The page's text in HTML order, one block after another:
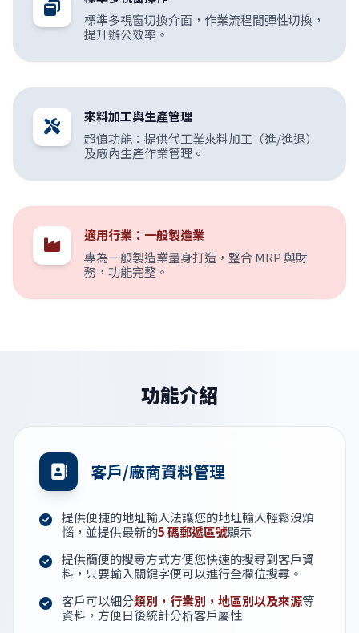
標準多視窗切換介面，作業流程間彈性切換，
提升辦公效率。
來料加工與生產管理
超值功能：提供代工業來料加工（進/進退）
及廠內生產作業管理。
適用行業：一般製造業
專為一般製造業量身打造，整合 MRP 與財
務，功能完整。
功能介紹
客戶/廠商資料管理
提供便捷的地址輸入法讓您的地址輸入輕鬆沒煩
惱，並提供最新的5 碼郵遞區號顯示
提供簡便的搜尋方式方便您快速的搜尋到客戶資
料，只要輸入關鍵字便可以進行全欄位搜尋。
客戶可以細分類別，行業別，地區別以及來源等
資料，方便日後統計分析客戶屬性